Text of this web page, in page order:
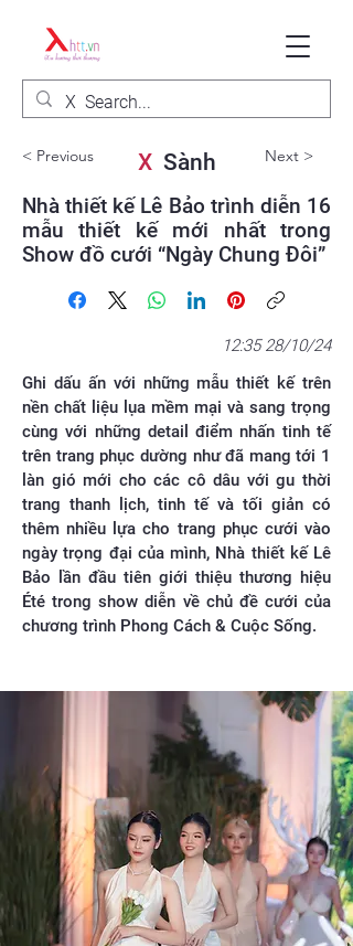
< Previous XSành Next >
Nhà thiết kế Lê Bảo trình diễn 16
mẫu thiết kế mới nhất trong
Show đồ cưới “Ngày Chung Đôi”
12:35 28/10/24
Ghi dấu ấn với những mẫu thiết kế trên
nền chất liệu lụa mềm mại và sang trọng
cùng với những detail điểm nhấn tinh tế
trên trang phục dường như đã mang tới 1
làn gió mới cho các cô dâu với gu thời
trang thanh lịch, tinh tế và tối giản có
thêm nhiều lựa cho trang phục cưới vào
ngày trọng đại của mình, Nhà thiết kế Lê
Bảo lần đầu tiên giới thiệu thương hiệu
Été trong show diễn về chủ đề cưới của
chương trình Phong Cách & Cuộc Sống.